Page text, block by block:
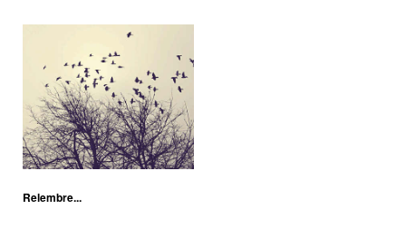
Relembre...